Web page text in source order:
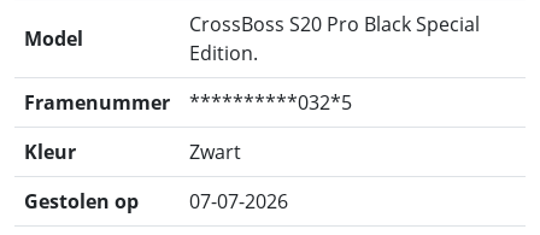
Model
CrossBoss S20 Pro Black Special
Edition.
Framenummer
**********032*5
Kleur
Zwart
Gestolen op
07-07-2026